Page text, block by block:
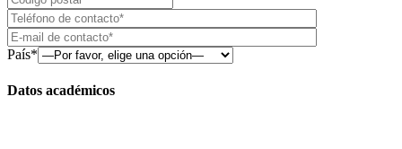
País*
Datos académicos